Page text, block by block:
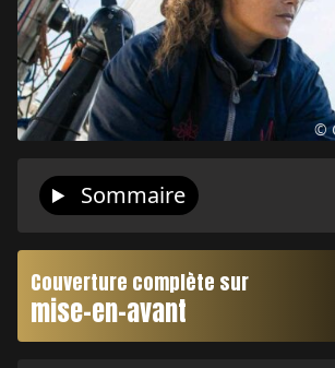
©
Sommaire
Couverture complète sur
mise-en-avant